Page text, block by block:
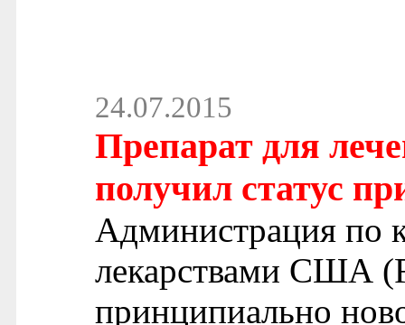
24.07.2015
Препарат для
получил статус
Администрация по
лекарствами США
принципиально